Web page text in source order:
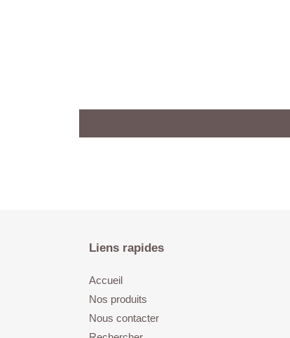
Liens rapides
Accueil
Nos produits
Nous contacter